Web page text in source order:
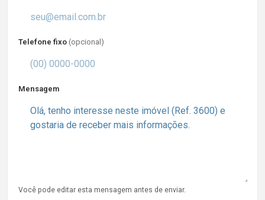
Telefone fixo (opcional)
Mensagem
Você pode editar esta mensagem antes de enviar.